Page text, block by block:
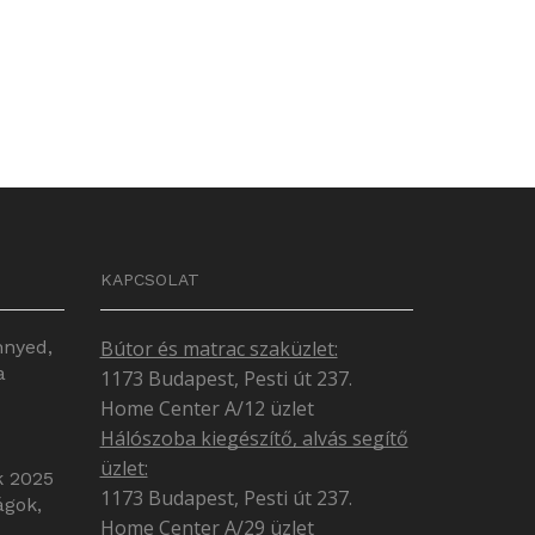
2025
KAPCSOLAT
Bútor és matrac szaküzlet:
1173 Budapest, Pesti út 237.
Home Center A/12 üzlet
Hálószoba kiegészítő, alvás segítő
üzlet:
1173 Budapest, Pesti út 237.
Home Center A/29 üzlet